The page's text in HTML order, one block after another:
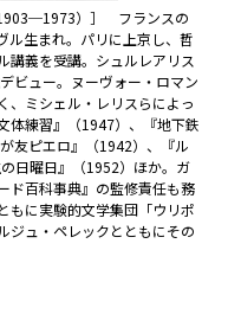
）］ フランスの
ル生まれ。パリに上京し、哲
講義を受講。シュルレアリス
ビュー。ヌーヴォー・ロマン
、ミシェル・レリスらによっ
体練習』（1947）、『地下鉄
友ピエロ』（1942）、『ル
日曜日』（1952）ほか。ガ
ド百科事典』の監修責任も務
もに実験的文学集団「ウリポ
ジュ・ペレックとともにその